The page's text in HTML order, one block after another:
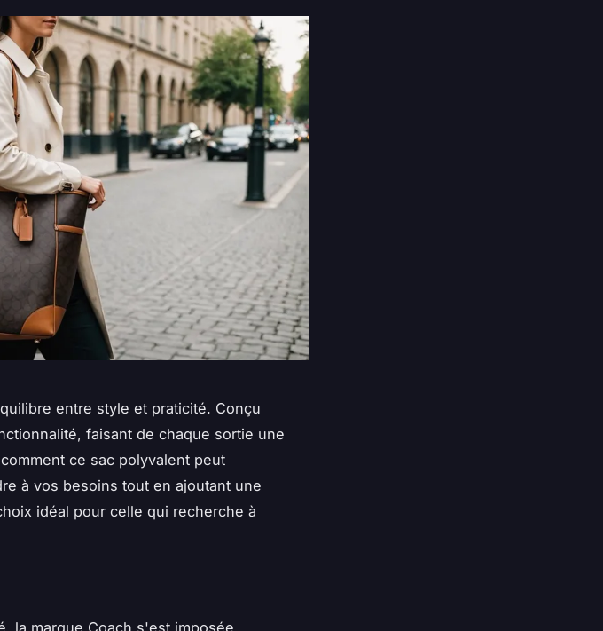
entre style et praticité. Conçu
faisant de chaque sortie une
ce sac polyvalent peut
à vos besoins tout en ajoutant une
idéal pour celle qui recherche à
la marque Coach s'est imposée